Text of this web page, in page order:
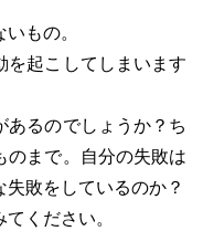
もの。
を起こしてしまいます
あるのでしょうか？ち
のまで。自分の失敗は
敗をしているのか？
ください。